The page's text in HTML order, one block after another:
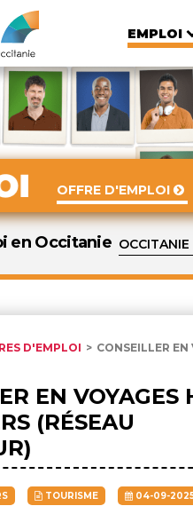
EMPLOI
OFFRE D'EMPLOI
en Occitanie
D'EMPLOI CONSEILLER EN
EN VOYAGES
(RÉSEAU
TOURISME 04-09-